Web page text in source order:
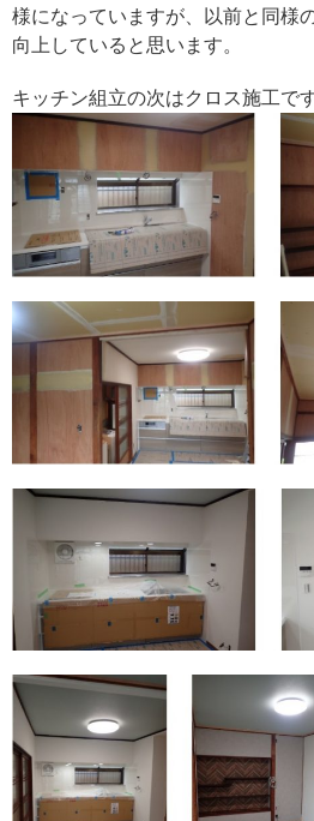
様になっていますが、以前と同様
向上していると思います。
キッチン組立の次はクロス施工です